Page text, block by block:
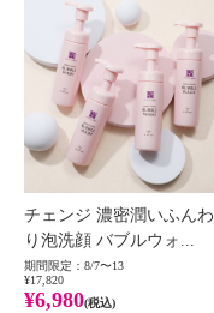
チェンジ 濃密潤いふんわ
り泡洗顔 バブルウォ...
期間限定：8/7〜13
¥17,820
¥6,980(税込)